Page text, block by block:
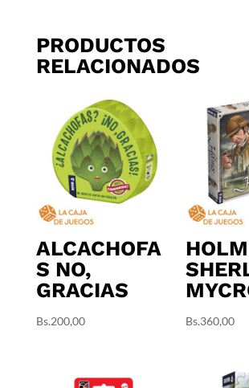
PRODUCTOS
RELACIONADOS
ALCACHOFA
S NO,
GRACIAS
Bs.200,00 Bs.360,00